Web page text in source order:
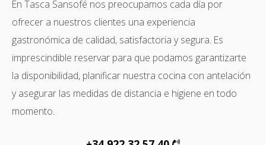
En Tasca Sansofé nos preocupamos cada día por
ofrecer a nuestros clientes una experiencia
gastronómica de calidad, satisfactoria y segura. Es
imprescindible reservar para que podamos garantizarte
la disponibilidad, planificar nuestra cocina con antelación
y asegurar las medidas de distancia e higiene en todo
momento.